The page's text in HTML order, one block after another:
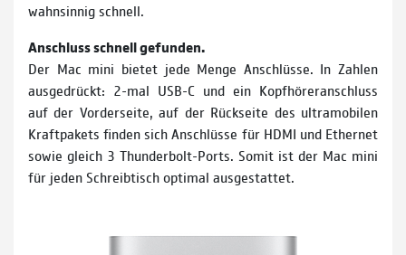
wahnsinnig schnell.
Anschluss schnell gefunden.
Der Mac mini bietet jede Menge Anschlüsse. In Zahlen
ausgedrückt: 2-mal USB-C und ein Kopfhöreranschluss
auf der Vorderseite, auf der Rückseite des ultramobilen
Kraftpakets finden sich Anschlüsse für HDMI und Ethernet
sowie gleich 3 Thunderbolt-Ports. Somit ist der Mac mini
für jeden Schreibtisch optimal ausgestattet.